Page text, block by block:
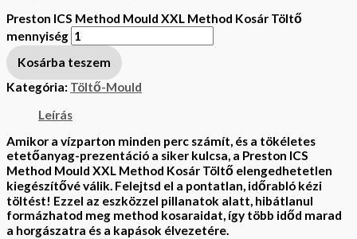
Preston ICS Method Mould XXL Method Kosár Töltő
mennyiség
Kosárba teszem
Kategória: Töltő-Mould
Leírás
Amikor a vízparton minden perc számít, és a tökéletes
etetőanyag-prezentáció a siker kulcsa, a Preston ICS
Method Mould XXL Method Kosár Töltő elengedhetetlen
kiegészítővé válik. Felejtsd el a pontatlan, időrabló kézi
töltést! Ezzel az eszközzel pillanatok alatt, hibátlanul
formázhatod meg method kosaraidat, így több időd marad
a horgászatra és a kapások élvezetére.